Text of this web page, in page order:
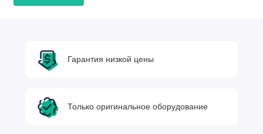
Гарантия низкой цены
Только оригинальное оборудование